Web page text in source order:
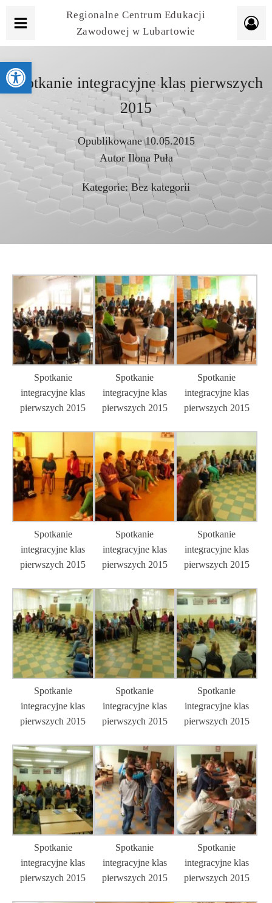
Regionalne Centrum Edukacji
Zawodowej w Lubartowie
Spotkanie integracyjne klas pierwszych
2015
Opublikowane10.05.2015
Autor Ilona Puła
Kategorie: Bez kategorii
Spotkanie
integracyjne klas
pierwszych 2015
Spotkanie
integracyjne klas
pierwszych 2015
Spotkanie
integracyjne klas
pierwszych 2015
Spotkanie
integracyjne klas
pierwszych 2015
Spotkanie
integracyjne klas
pierwszych 2015
Spotkanie
integracyjne klas
pierwszych 2015
Spotkanie
integracyjne klas
pierwszych 2015
Spotkanie
integracyjne klas
pierwszych 2015
Spotkanie
integracyjne klas
pierwszych 2015
Spotkanie
integracyjne klas
pierwszych 2015
Spotkanie
integracyjne klas
pierwszych 2015
Spotkanie
integracyjne klas
pierwszych 2015
Otwórz pasek narzędzi